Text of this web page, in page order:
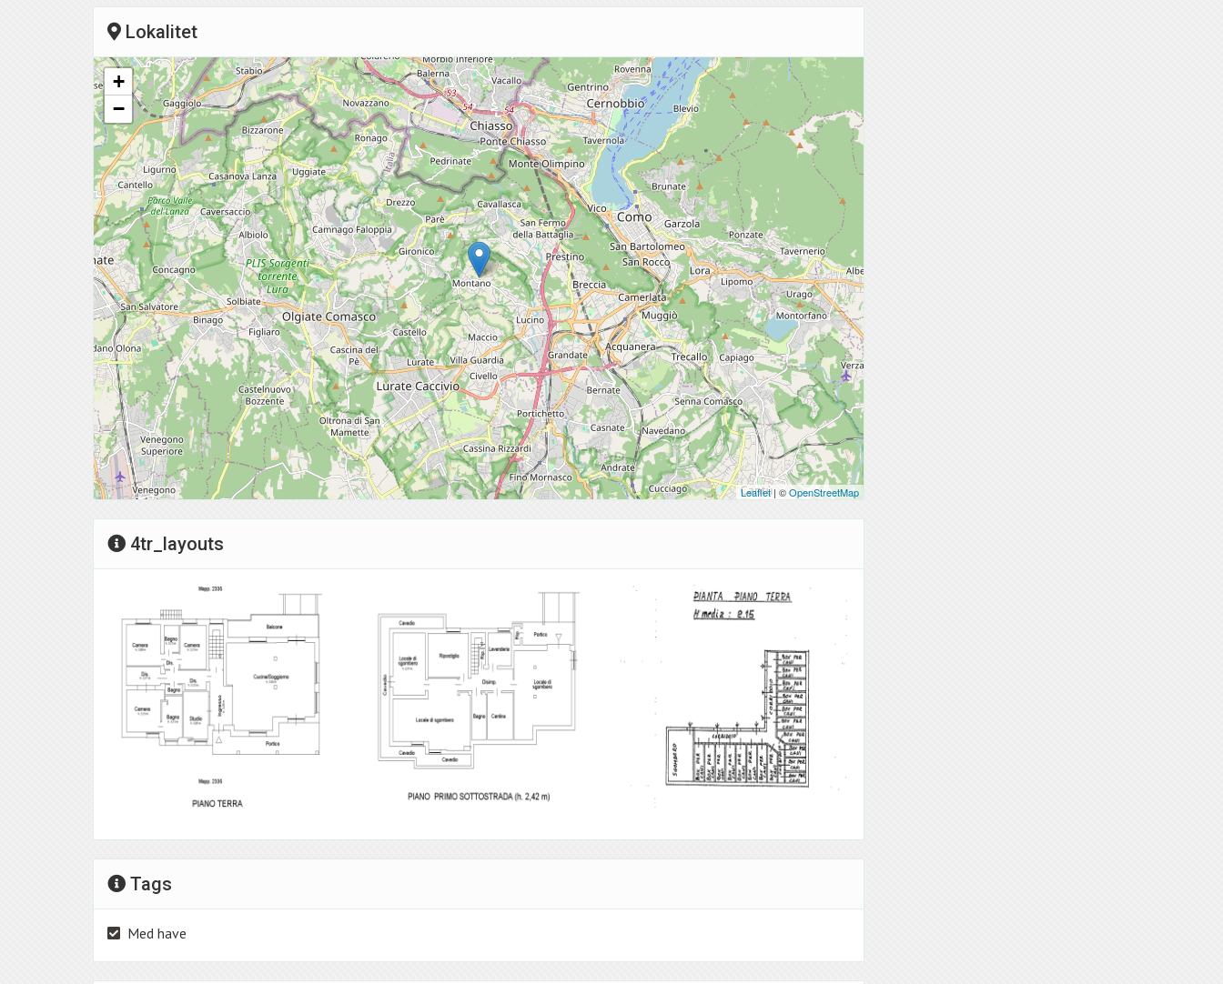
Lokalitet
+
−
Leaflet| ©OpenStreetMap
4tr_layouts
Tags
Med have